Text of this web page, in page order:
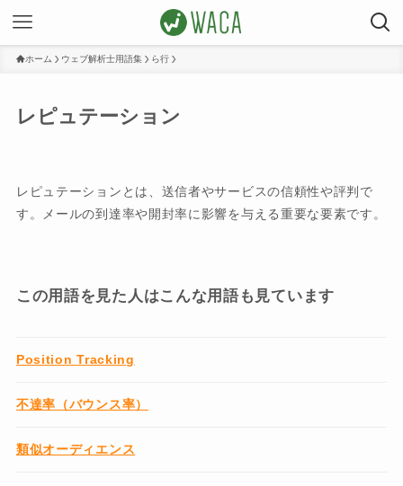
ホーム ウェブ解析士用語集 ら行
レピュテーション
レピュテーションとは、送信者やサービスの信頼性や評判で
す。メールの到達率や開封率に影響を与える重要な要素です。
この用語を見た人はこんな用語も見ています
Position Tracking
不達率（バウンス率）
類似オーディエンス